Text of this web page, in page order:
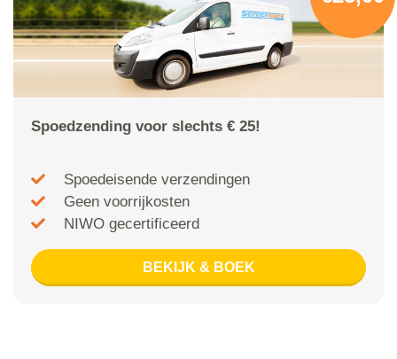
Spoedzending voor slechts € 25!
Spoedeisende verzendingen
Geen voorrijkosten
NIWO gecertificeerd
BEKIJK & BOEK